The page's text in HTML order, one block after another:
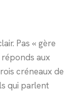
Pas « gère
réponds aux
créneaux de
qui parlent